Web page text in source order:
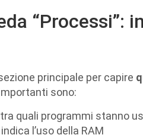
“Processi”:
principale per capire
sono:
quali programmi stanno
indica l’uso della RAM